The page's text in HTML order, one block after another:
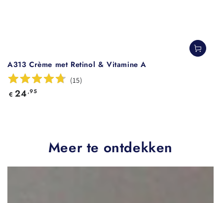
A313 Crème met Retinol & Vitamine A
(15)
Normale
€ 24,95
Meer te ontdekken